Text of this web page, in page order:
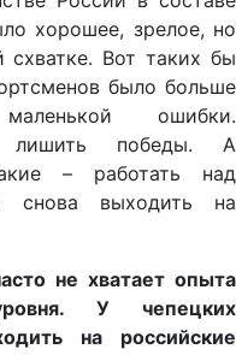
хорошее, зрелое, но
Вот таких бы
было больше
ошибки.
лишить победы. А
– работать над
снова выходить на
не хватает опыта
У чепецких
на российские